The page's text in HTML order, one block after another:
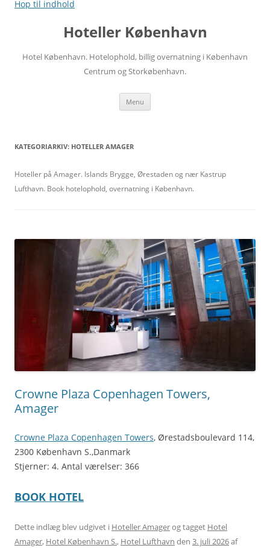
Hop til indhold
Hoteller København
Hotel København. Hotelophold, billig overnatning i København
Centrum og Storkøbenhavn.
Menu
KATEGORIARKIV: HOTELLER AMAGER
Hoteller på Amager. Islands Brygge, Ørestaden og nær Kastrup
Lufthavn. Book hotelophold, overnatning i København.
Crowne Plaza Copenhagen Towers,
Amager
Crowne Plaza Copenhagen Towers, Ørestadsboulevard 114,
2300 København S.,Danmark
Stjerner: 4. Antal værelser: 366
BOOK HOTEL
Dette indlæg blev udgivet i Hoteller Amagerog tagget Hotel
Amager, Hotel København S., Hotel Lufthavn den 3. juli 2026af